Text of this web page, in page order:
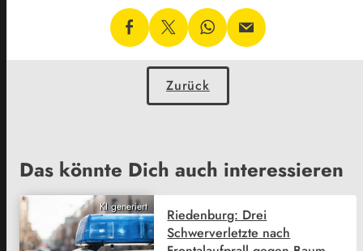
Zurück
Das könnte Dich auch interessieren
KI generiert
Riedenburg: Drei
Schwerverletzte nach